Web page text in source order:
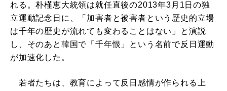
れる。朴槿恵大統領は就任直後の2013年3月1日の独
立運動記念日に、「加害者と被害者という歴史的立場
は千年の歴史が流れても変わることはない」と演説
し、そのあと韓国で「千年恨」という名前で反日運動
が加速化した。
若者たちは、教育によって反日感情が作られる上